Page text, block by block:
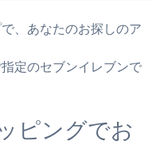
、あなたのお探しのア
定のセブンイレブンで
ピングでお